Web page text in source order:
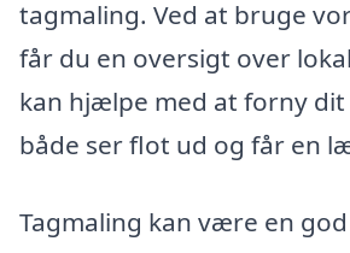
tagmaling. Ved at bruge
får du en oversigt over
kan hjælpe med at forny dit
både ser flot ud og får en
Tagmaling kan være en